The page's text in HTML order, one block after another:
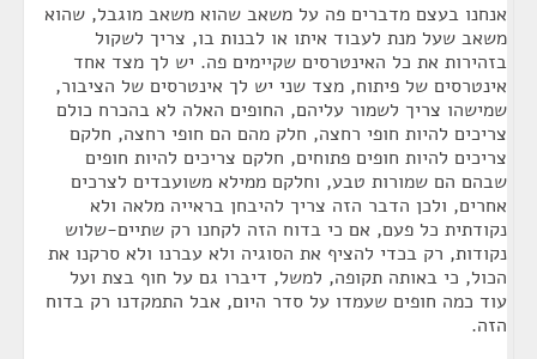
אנחנו בעצם מדברים פה על משאב שהוא משאב מוגבל, שהוא
משאב שעל מנת לעבוד איתו או לבנות בו, צריך לשקול
בזהירות את כל האינטרסים שקיימים פה. יש לך מצד אחד
אינטרסים של פיתוח, מצד שני יש לך אינטרסים של הציבור,
שמישהו צריך לשמור עליהם, החופים האלה לא בהכרח כולם
צריכים להיות חופי רחצה, חלק מהם הם חופי רחצה, חלקם
צריכים להיות חופים פתוחים, חלקם צריכים להיות חופים
שבהם הם שמורות טבע, וחלקם ממילא משועבדים לצרכים
אחרים, ולכן הדבר הזה צריך להיבחן בראייה מלאה ולא
נקודתית כל פעם, אם כי בדוח הזה לקחנו רק שתיים-שלוש
נקודות, רק בכדי להציף את הסוגיה ולא עברנו ולא סרקנו את
הכול, כי באותה תקופה, למשל, דיברו גם על חוף בצת ועל
עוד כמה חופים שעמדו על סדר היום, אבל התמקדנו רק בדוח
הזה.